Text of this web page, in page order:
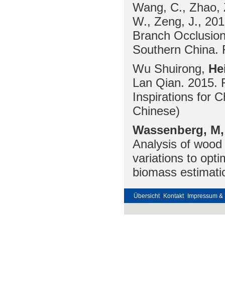
Wang, C.,
W., Zeng, J.,
Branch
Southern China.
Wu Shuirong,
Lan Qian. 2015.
Inspirations for
Chinese)
Wassenberg,
Analysis of
variations to
biomass
Übersicht Kontakt Impressum